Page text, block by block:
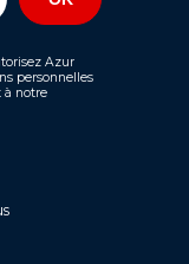
Azur
personnelles
à notre